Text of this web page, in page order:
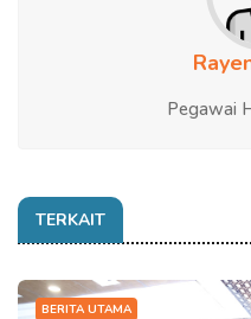
Pegawai
TERKAIT
BERITA UTAMA